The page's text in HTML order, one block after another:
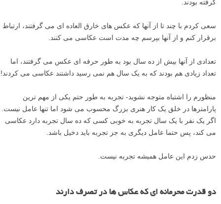
گرفته بودند.
سعی کردم با چند تا از آنها که عکس های خارق العاده ای می گرفتند، ارتباط
برقرار کنم و از آنها بپرسم چه مدت است عکاسی می کنند.
تعدادی از آنها بیش از ده سال بود به طور حرفه ای عکس می گرفتند، اما
تعداد زیادی هم بودند که به یک سال هم نمی رسید داشتند عکاسی می کردند!
منظورم را اشتباه متوجه نشوید- تجربه به طور حتم یکی از مهم ترین
پارامترها در خلق یک کار هنری بزرگ محسوب می شود اما تنها عامل نیست.
اگر یک نفر با یک سال تجربه به خوبی کسی که ده سال تجربه دارد عکاسی
می کند، پس حتما عامل دیگری به جز تجربه باید دخیل باشد.
حدس زدم این عامل همیشه تجربه نیست.
دو قدرت محرمانه ای که عکاس ها در تصرف دارند